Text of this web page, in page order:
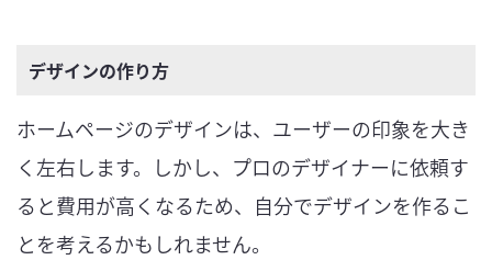
デザインの作り方
ホームページのデザインは、ユーザーの印象を大き
く左右します。しかし、プロのデザイナーに依頼す
ると費用が高くなるため、自分でデザインを作るこ
とを考えるかもしれません。